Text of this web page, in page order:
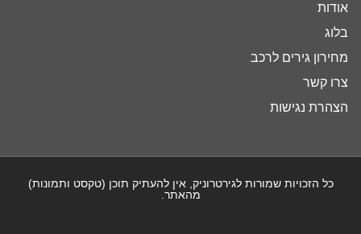
אודות
בלוג
מחירון גירים לרכב
צרו קשר
הצהרת נגישות
כל הזכויות שמורות לגירטרוניק, אין להעתיק תוכן (טקסט ותמונות)
מהאתר.